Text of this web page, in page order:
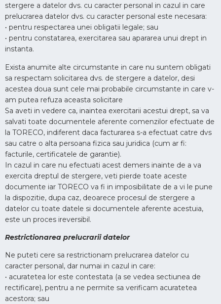
stergere a datelor dvs. cu caracter personal in cazul in care
prelucrarea datelor dvs. cu caracter personal este necesara:
• pentru respectarea unei obligatii legale; sau
• pentru constatarea, exercitarea sau apararea unui drept in
instanta.
Exista anumite alte circumstante in care nu suntem obligati
sa respectam solicitarea dvs. de stergere a datelor, desi
acestea doua sunt cele mai probabile circumstante in care v-
am putea refuza aceasta solicitare
Sa aveti in vedere ca, inaintea exercitarii acestui drept, sa va
salvati toate documentele aferente comenzilor efectuate de
la TORECO, indiferent daca facturarea s-a efectuat catre dvs
sau catre o alta persoana fizica sau juridica (cum ar fi:
facturile, certificatele de garantie).
In cazul in care nu efectuati acest demers inainte de a va
exercita dreptul de stergere, veti pierde toate aceste
documente iar TORECO va fi in imposibilitate de a vi le pune
la dispozitie, dupa caz, deoarece procesul de stergere a
datelor cu toate datele si documentele aferente acestuia,
este un proces ireversibil.
Restrictionarea prelucrarii datelor
Ne puteti cere sa restrictionam prelucrarea datelor cu
caracter personal, dar numai in cazul in care:
• acuratetea lor este contestata (a se vedea sectiunea de
rectificare), pentru a ne permite sa verificam acuratetea
acestora; sau